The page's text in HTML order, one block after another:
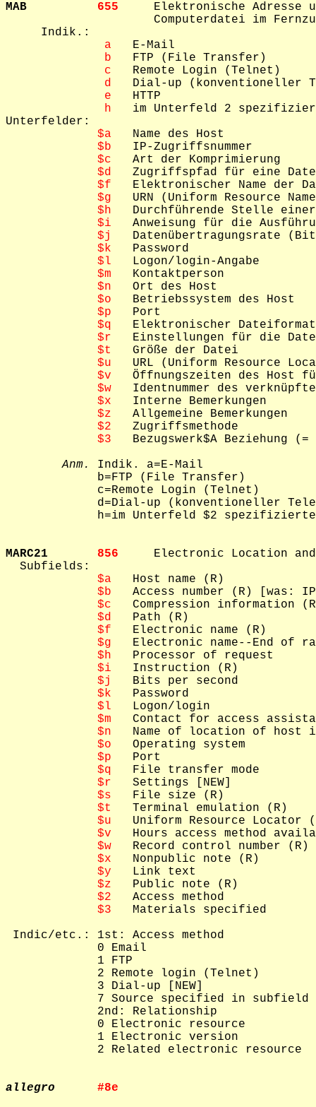
MAB 655 Elektronische
Computerdatei im
     Indik.:
a
   E-Mail
b
   FTP (File Transfer)
c
   Remote Login (Telnet)
d
Dial-up (konventioneller
e
   HTTP
h
im Unterfeld 2
Unterfelder:
$a
   Name des Host
$b
   IP-Zugriffsnummer
$c
   Art der Komprimierung
$d
Zugriffspfad für eine
$f
Elektronischer Name der
$g
URN (Uniform Resource
$h
Durchführende Stelle
$i
Anweisung für die
$j
Datenübertragungsrate
$k
   Password
$l
   Logon/login-Angabe
$m
   Kontaktperson
$n
   Ort des Host
$o
   Betriebssystem des Host
$p
   Port
$q
Elektronischer
$r
Einstellungen für die
$t
   Größe der Datei
$u
URL (Uniform Resource
$v
Öffnungszeiten des Host
$w
Identnummer des
$x
   Interne Bemerkungen
$z
   Allgemeine Bemerkungen
$2
   Zugriffsmethode
$3
Bezugswerk$A Beziehung (=
Anm.
Indik. a=E-Mail
             b=FTP (File Transfer)
             c=Remote Login (Telnet)
d=Dial-up (konventioneller
h=im Unterfeld $2
MARC21 856 Electronic Location and
  Subfields:
$a
   Host name (R)
$b
Access number (R) [was:
$c
Compression information
$d
   Path (R)
$f
   Electronic name (R)
$g
Electronic name--End of
$h
   Processor of request
$i
   Instruction (R)
$j
   Bits per second
$k
   Password
$l
   Logon/login
$m
Contact for access
$n
Name of location of host
$o
   Operating system
$p
   Port
$q
   File transfer mode
$r
   Settings [NEW]
$s
   File size (R)
$t
   Terminal emulation (R)
$u
Uniform Resource Locator
$v
Hours access method
$w
Record control number (R)
$x
   Nonpublic note (R)
$y
   Link text
$z
   Public note (R)
$2
   Access method
$3
   Materials specified
Indic/etc.: 1st: Access method
             0 Email
             1 FTP
             2 Remote login (Telnet)
             3 Dial-up [NEW]
7 Source specified in subfield
             2nd: Relationship
             0 Electronic resource
             1 Electronic version
             2 Related electronic resource
allegro #8e